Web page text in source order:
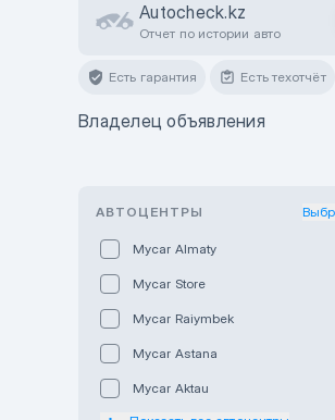
Autocheck.kz
Отчет по истории авто
Есть гарантия Есть техотчёт
Владелец объявления
АВТОЦЕНТРЫ
Mycar Almaty
Mycar Store
Mycar Raiymbek
Mycar Astana
Mycar Aktau